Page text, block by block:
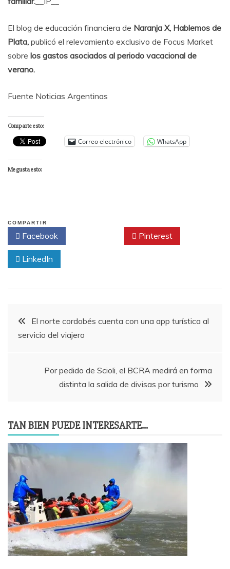
El blog de educación financiera de Naranja X, Hablemos de
Plata, publicó el relevamiento exclusivo de Focus Market
sobre los gastos asociados al periodo vacacional de
verano.
Fuente Noticias Argentinas
Comparte esto:
Correo electrónico WhatsApp
Me gusta esto:
COMPARTIR
Facebook Pinterest
LinkedIn
Navegación
de
entradas
El norte cordobés cuenta con una app turística al
servicio del viajero
Por pedido de Scioli, el BCRA medirá en forma
distinta la salida de divisas por turismo
TAN BIEN PUEDE INTERESARTE...